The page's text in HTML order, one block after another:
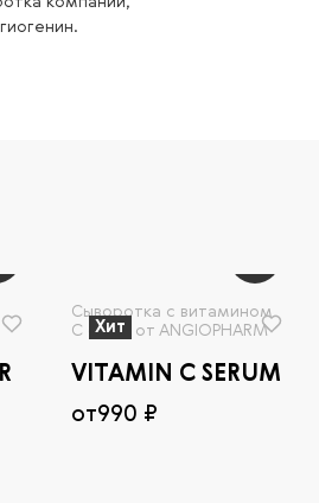
Хит
Сыворотка с витамином
С (10%) от ANGIOPHARM
VITAMIN C SERUM
от990 ₽